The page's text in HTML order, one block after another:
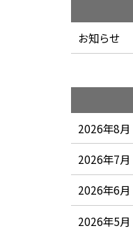
お知らせ
2026年8月
2026年7月
2026年6月
2026年5月